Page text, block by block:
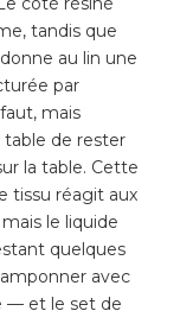
tandis que
au lin une
par
mais
de rester
la table. Cette
tissu réagit aux
mais le liquide
quelques
avec
— et le set de